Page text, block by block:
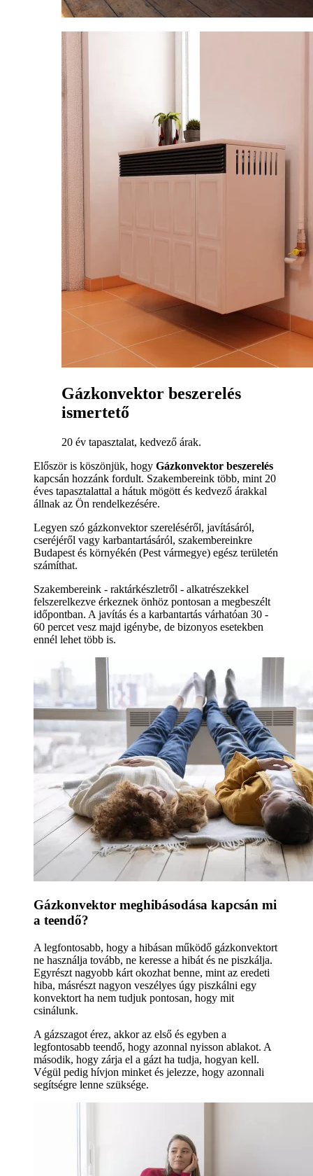
Gázkonvektor beszerelés
ismertető
20 év tapasztalat, kedvező árak.
Először is köszönjük, hogy Gázkonvektor beszerelés
kapcsán hozzánk fordult. Szakembereink több, mint 20
éves tapasztalattal a hátuk mögött és kedvező árakkal
állnak az Ön rendelkezésére.
Legyen szó gázkonvektor szereléséről, javításáról,
cseréjéről vagy karbantartásáról, szakembereinkre
Budapest és környékén (Pest vármegye) egész területén
számíthat.
Szakembereink - raktárkészletről - alkatrészekkel
felszerelkezve érkeznek önhöz pontosan a megbeszélt
időpontban. A javítás és a karbantartás várhatóan 30 -
60 percet vesz majd igénybe, de bizonyos esetekben
ennél lehet több is.
Gázkonvektor meghibásodása kapcsán mi
a teendő?
A legfontosabb, hogy a hibásan működő gázkonvektort
ne használja tovább, ne keresse a hibát és ne piszkálja.
Egyrészt nagyobb kárt okozhat benne, mint az eredeti
hiba, másrészt nagyon veszélyes úgy piszkálni egy
konvektort ha nem tudjuk pontosan, hogy mit
csinálunk.
A gázszagot érez, akkor az első és egyben a
legfontosabb teendő, hogy azonnal nyisson ablakot. A
második, hogy zárja el a gázt ha tudja, hogyan kell.
Végül pedig hívjon minket és jelezze, hogy azonnali
segítségre lenne szüksége.